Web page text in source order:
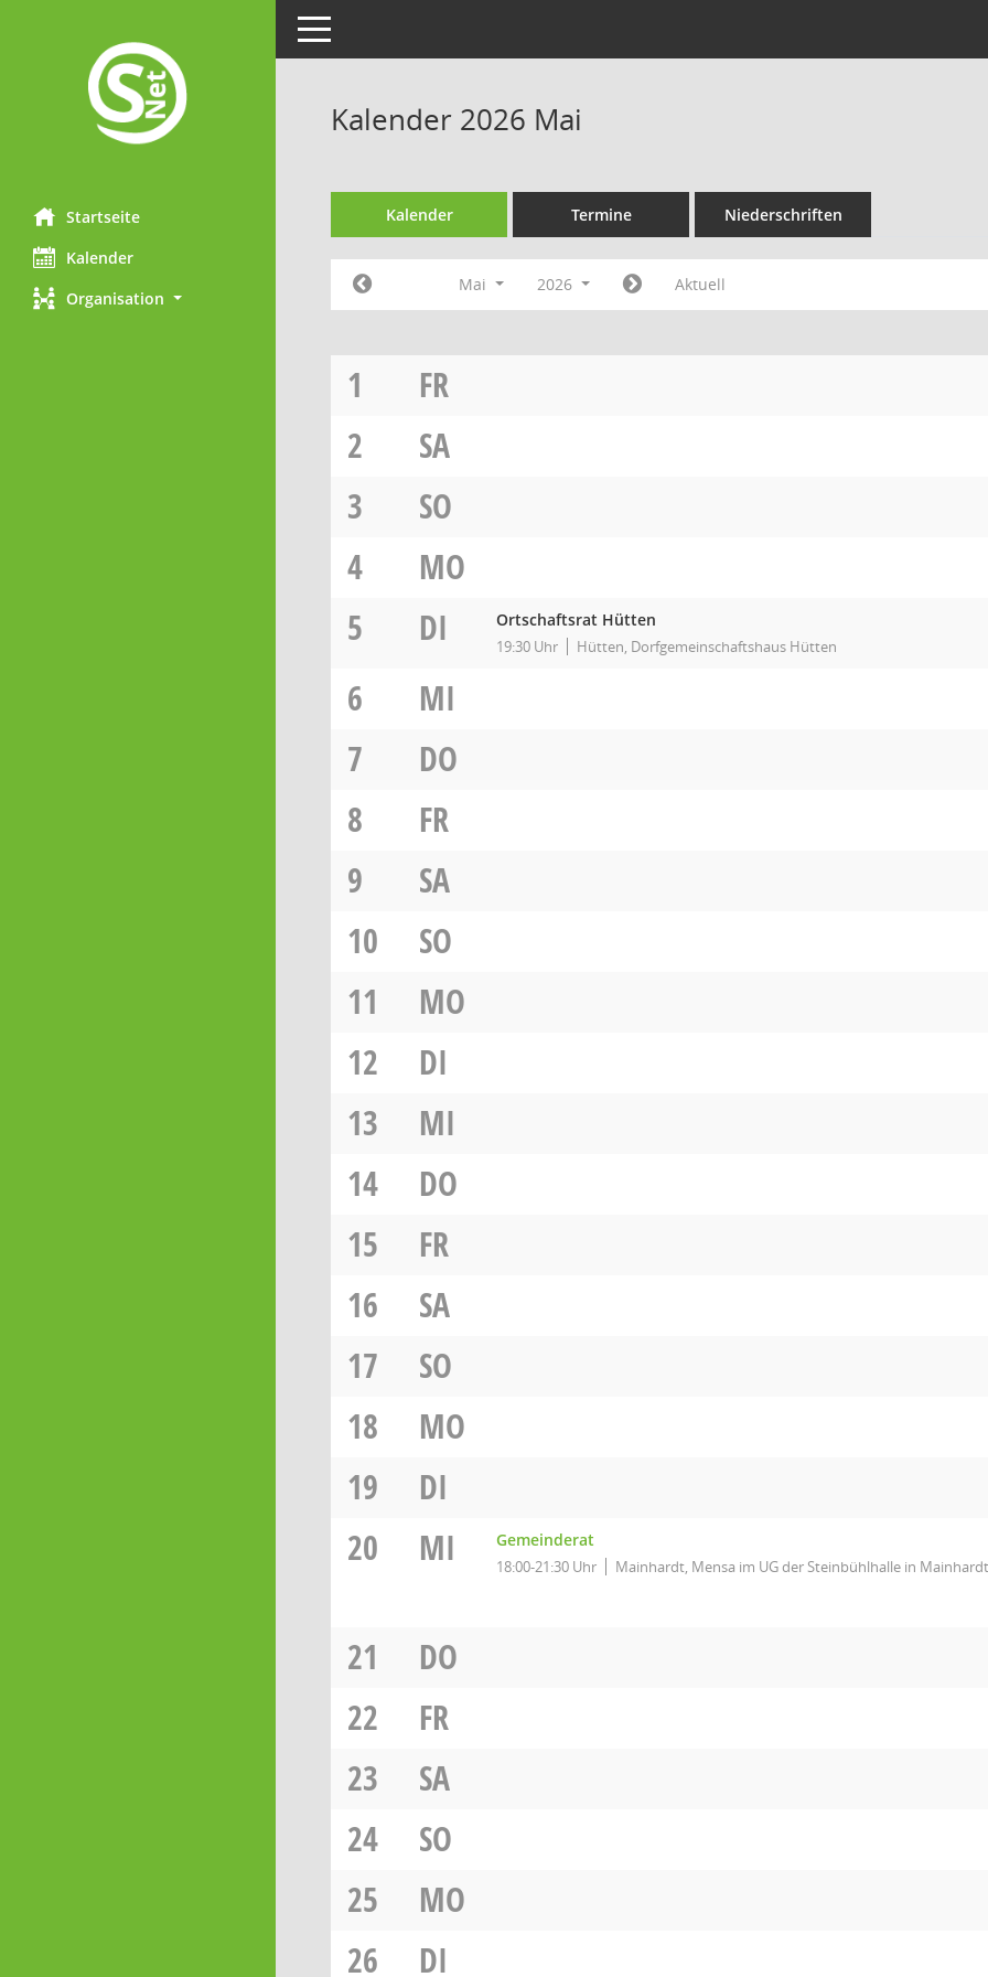
Startseite
Kalender
Organisation
Toggle navigation
Kalender 2026 Mai
Kalender Termine Niederschriften
Mai 2026 Aktuell
1
FR
2
SA
3
SO
4
MO
5
DI Ortschaftsrat Hütten
19:30 Uhr Hütten, Dorfgemeinschaftshaus Hütten
6
MI
7
DO
8
FR
9
SA
10
SO
11
MO
12
DI
13
MI
14
DO
15
FR
16
SA
17
SO
18
MO
19
DI
20
MI Gemeinderat
18:00-21:30 Uhr Mainhardt, Mensa im UG der Steinbühlhalle in Mainhardt
21
DO
22
FR
23
SA
24
SO
25
MO
26
DI